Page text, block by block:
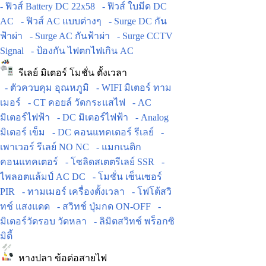
- ฟิวส์ Battery DC 22x58
- ฟิวส์ ใบมีด DC
AC
- ฟิวส์ AC แบบต่างๆ
- Surge DC กัน
ฟ้าผ่า
- Surge AC กันฟ้าผ่า
- Surge CCTV
Signal
- ป้องกัน ไฟตกไฟเกิน AC
รีเลย์ มิเตอร์ โมชั่น ตั้งเวลา
- ตัวควบคุม อุณหภูมิ
- WIFI มิเตอร์ ทาม
เมอร์
- CT คอยล์ วัดกระแสไฟ
- AC
มิเตอร์ไฟฟ้า
- DC มิเตอร์ไฟฟ้า
- Analog
มิเตอร์ เข็ม
- DC คอนแทคเตอร์ รีเลย์
-
เพาเวอร์ รีเลย์ NO NC
- แมกเนติก
คอนแทคเตอร์
- โซลิดสเตตรีเลย์ SSR
-
ไพลอตแล้มป์ AC DC
- โมชั่น เซ็นเซอร์
PIR
- ทามเมอร์ เครื่องตั้งเวลา
- โฟโต้สวิ
ทช์ แสงแดด
- สวิทช์ ปุ่มกด ON-OFF
-
มิเตอร์วัดรอบ วัดหลา
- ลิมิตสวิทช์ พร็อกซิ
มิตี้
หางปลา ข้อต่อสายไฟ